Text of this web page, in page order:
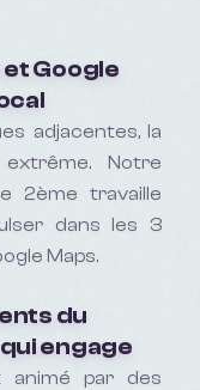
Google
adjacentes, la
Notre
2ème travaille
dans les 3
Maps.
du
engage
animé par des